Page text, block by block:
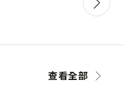
查看全部